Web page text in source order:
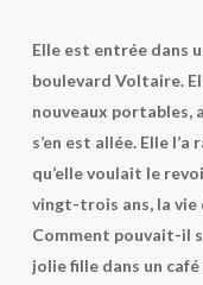
Elle est entrée dans
boulevard Voltaire.
nouveaux portables,
s’en est allée. Elle
qu’elle voulait le
vingt-trois ans, la
Comment pouvait-il
jolie fille dans un